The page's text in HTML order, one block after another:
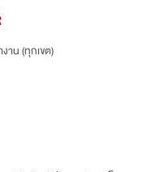
งาน (ทุกเขต)